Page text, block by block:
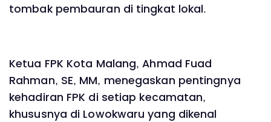
tombak pembauran di tingkat lokal.
Ketua FPK Kota Malang, Ahmad Fuad
Rahman, SE, MM, menegaskan pentingnya
kehadiran FPK di setiap kecamatan,
khususnya di Lowokwaru yang dikenal